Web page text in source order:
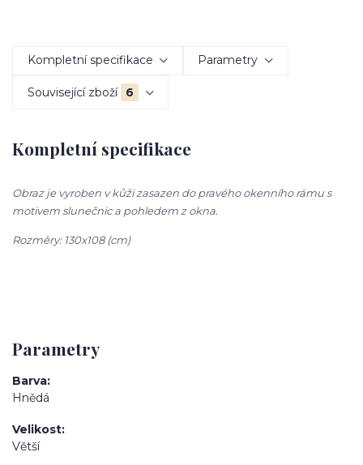
Kompletní specifikace Parametry
Související zboží 6
Kompletní specifikace
Obraz je vyroben v kůži zasazen do pravého okenního rámu s
motivem slunečnic a pohledem z okna.
Rozměry: 130x108 (cm)
Parametry
Barva
Hnědá
Velikost
Větší